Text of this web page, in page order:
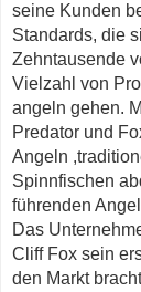
seine Kunden
Standards, die
Zehntausende
Vielzahl von
angeln gehen.
Predator und
Angeln
Spinnfischen
führenden
Das
Cliff Fox sein
den Markt